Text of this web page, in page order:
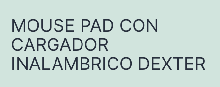
MOUSE PAD CON
CARGADOR
INALAMBRICO DEXTER